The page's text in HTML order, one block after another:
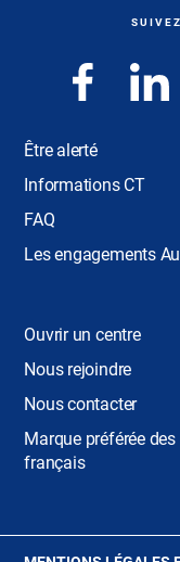
Être alerté
Informations CT
FAQ
Les engagements
Ouvrir un centre
Nous rejoindre
Nous contacter
Marque préférée des
français